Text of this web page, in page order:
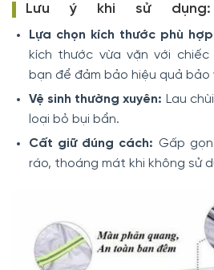
Lưu ý khi sử dụng:
Lựa chọn kích thước phù
kích thước vừa vặn với chiếc
bạn để đảm bảo hiệu quả bảo
Vệ sinh thường xuyên: Lau
loại bỏ bụi bẩn.
Cất giữ đúng cách: Gấp
ráo, thoáng mát khi không sử